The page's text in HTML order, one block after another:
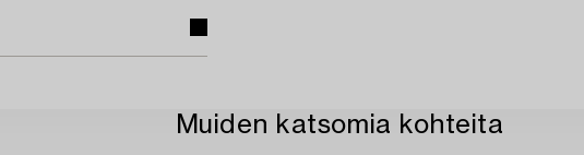
Muiden katsomia kohteita